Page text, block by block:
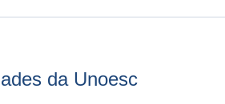
da Unoesc